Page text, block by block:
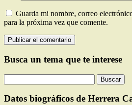
Guarda mi nombre, correo
para la próxima vez que comente.
Busca un tema que te interese
Datos biográficos de Herrera